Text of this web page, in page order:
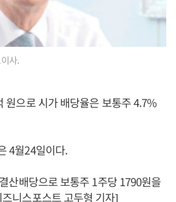
사.
원으로 시가 배당율은 보통주 4.7%
4월24일이다.
산배당으로 보통주 1주당 1790원을
니스포스트 고두형 기자]